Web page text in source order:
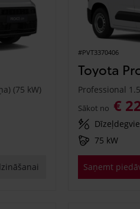
(75 kW)
#PVT3370406
Toyota
Professional
Sākot no €
75 kW
Saņemt